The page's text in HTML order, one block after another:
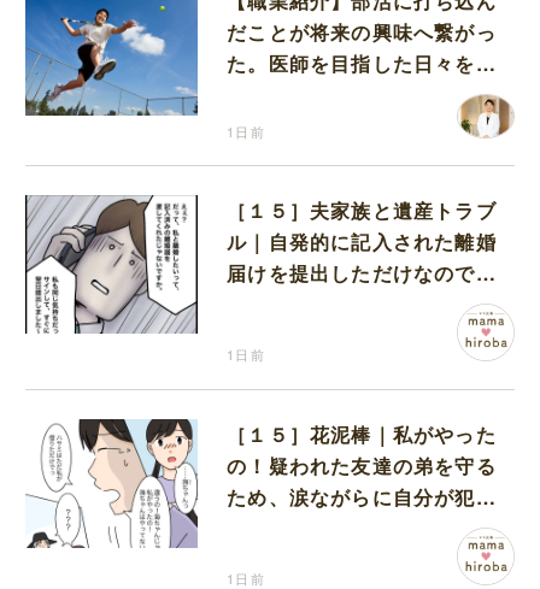
だことが将来の興味へ繋がっ
た。医師を目指した日々を振
1日前
［１５］夫家族と遺産トラブ
ル｜自発的に記入された離婚
届けを提出しただけなので、
1日前
［１５］花泥棒｜私がやった
の！疑われた友達の弟を守る
ため、涙ながらに自分が犯人
1日前